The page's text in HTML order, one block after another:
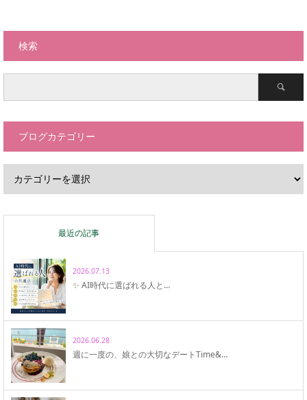
検索
ブログカテゴリー
最近の記事
2026.07.13
✨ AI時代に選ばれる人と…
2026.06.28
週に一度の、娘との大切なデートTime&…